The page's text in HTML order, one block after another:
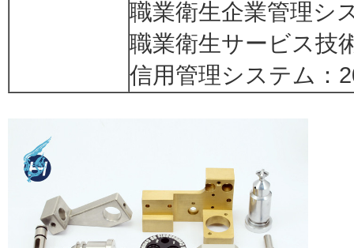
職業衛生企業管理シ
職業衛生サービス
信用管理システム：